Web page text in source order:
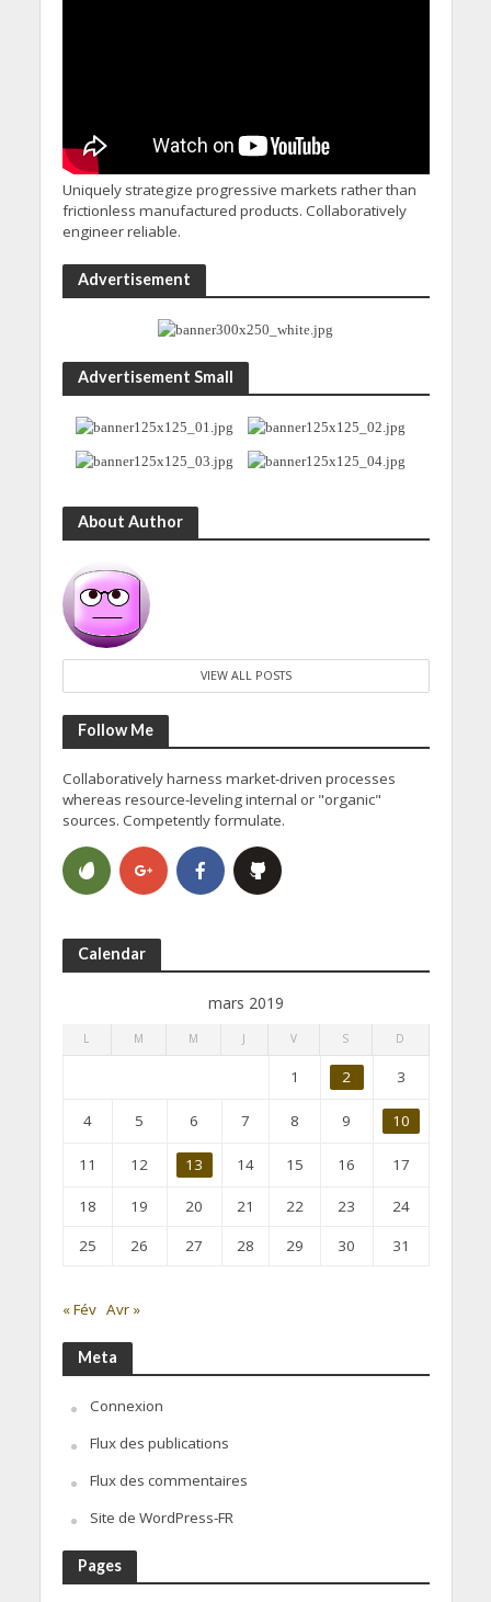
Uniquely strategize progressive markets rather than
frictionless manufactured products. Collaboratively
engineer reliable.
Advertisement
Advertisement Small
About Author
VIEW ALL POSTS
Follow Me
Collaboratively harness market-driven processes
whereas resource-leveling internal or "organic"
sources. Competently formulate.
Calendar
mars 2019
L M M J V S D
1 2 3
4 5 6 7 8 9 10
11 12 13 14 15 16 17
18 19 20 21 22 23
24
25
26 27 28 29 30 31
« Fév Avr »
Meta
Connexion
Flux des publications
Flux des commentaires
Site de WordPress-FR
Pages